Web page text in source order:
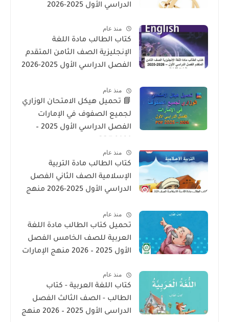
الدراسي الأول 2025-2026
منذ عام
كتاب الطالب مادة اللغة
الإنجليزية الصف الثامن المتقدم
الفصل الدراسي الأول 2025-2026
منذ عام
📘 تحميل هيكل الامتحان الوزاري
لجميع الصفوف في الإمارات
الفصل الدراسي الأول 2025 –
منذ عام
كتاب الطالب مادة التربية
الإسلامية الصف الثاني الفصل
الدراسي الأول 2025-2026 منهج
منذ عام
تحميل كتاب الطالب مادة اللغة
العربية للصف الخامس الفصل
الأول 2025 – 2026 منهج الإمارات
منذ عام
كتاب اللغة العربية - كتاب
الطالب - الصف الثالث الفصل
الدراسى الأول 2025 – 2026 منهج